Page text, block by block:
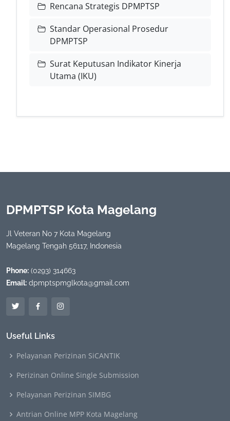
Rencana Strategis DPMPTSP
Standar Operasional Prosedur
DPMPTSP
Surat Keputusan Indikator Kinerja
Utama (IKU)
DPMPTSP Kota Magelang
Jl Veteran No 7 Kota Magelang
Magelang Tengah 56117, Indonesia
Phone: (0293) 314663
Email: dpmptspmglkota@gmail.com
Useful Links
Pelayanan Perizinan SiCANTIK
Perizinan Online Single Submission
Pelayanan Perizinan SIMBG
Antrian Online MPP Kota Magelang